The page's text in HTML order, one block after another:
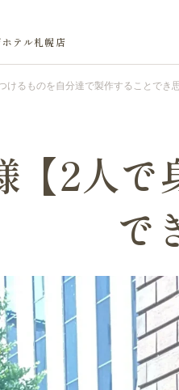
テル札幌店
けるものを自分達で製作することでき
【2人で
で